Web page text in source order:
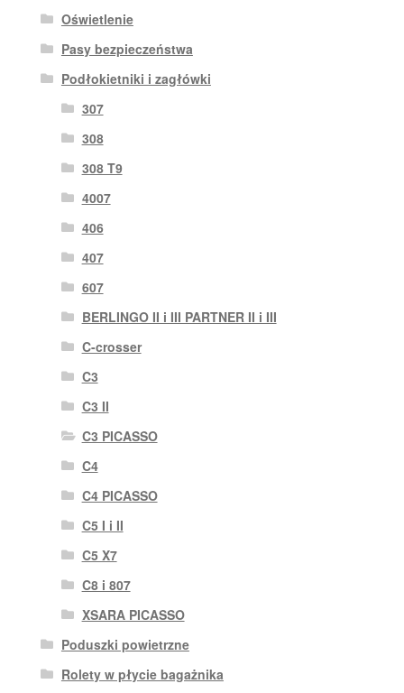
Oświetlenie
Pasy bezpieczeństwa
Podłokietniki i zagłówki
307
308
308 T9
4007
406
407
607
BERLINGO II i III PARTNER II i III
C-crosser
C3
C3 II
C3 PICASSO
C4
C4 PICASSO
C5 I i II
C5 X7
C8 i 807
XSARA PICASSO
Poduszki powietrzne
Rolety w płycie bagażnika